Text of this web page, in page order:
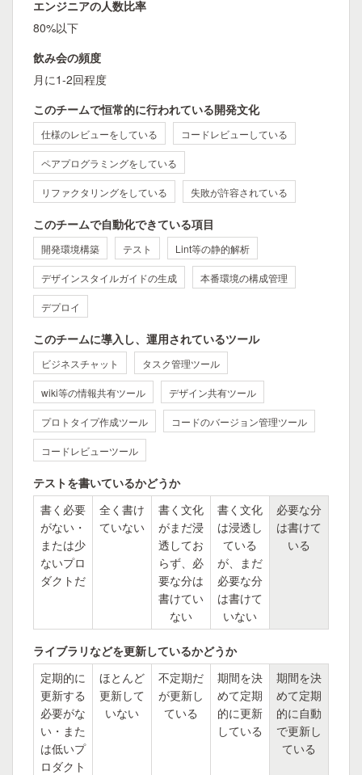
エンジニアの人数比率
80%以下
飲み会の頻度
月に1-2回程度
このチームで恒常的に行われている開発文化
仕様のレビューをしている コードレビューしている
ペアプログラミングをしている
リファクタリングをしている 失敗が許容されている
このチームで自動化できている項目
開発環境構築 テスト Lint等の静的解析
デザインスタイルガイドの生成 本番環境の構成管理
デプロイ
このチームに導入し、運用されているツール
ビジネスチャット タスク管理ツール
wiki等の情報共有ツール デザイン共有ツール
プロトタイプ作成ツール コードのバージョン管理ツール
コードレビューツール
テストを書いているかどうか
書く必要
がない・
または少
ないプロ
ダクトだ
全く書け
ていない
書く文化
がまだ浸
透してお
らず、必
要な分は
書けてい
ない
書く文化
は浸透し
ている
が、まだ
必要な分
は書けて
いない
必要な分
は書けて
いる
ライブラリなどを更新しているかどうか
定期的に
更新する
必要がな
い・また
は低いプ
ロダクト
ほとんど
更新して
いない
不定期だ
が更新し
ている
期間を決
めて定期
的に更新
している
期間を決
めて定期
的に自動
で更新し
ている